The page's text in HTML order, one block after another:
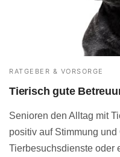
RATGEBER & VORSORGE
Tierisch gute
Senioren den Alltag mit
positiv auf Stimmung und
Tierbesuchsdienste oder